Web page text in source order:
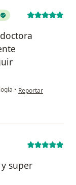
• en opinión del
Reportar
super